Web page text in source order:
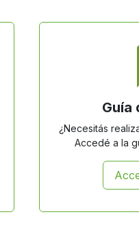
Guía
¿Necesitás
Accedé a la